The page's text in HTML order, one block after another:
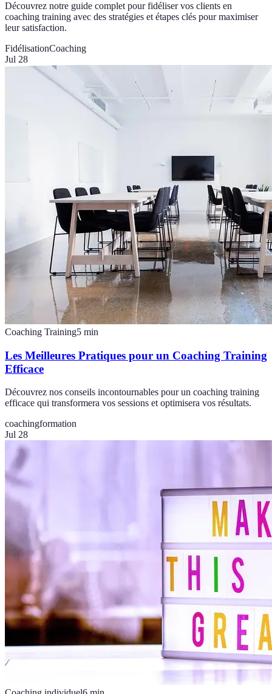
Découvrez notre guide complet pour fidéliser vos clients en
coaching training avec des stratégies et étapes clés pour maximiser
leur satisfaction.
FidélisationCoaching
Jul 28
Coaching Training5 min
Les Meilleures Pratiques pour un Coaching Training
Efficace
Découvrez nos conseils incontournables pour un coaching training
efficace qui transformera vos sessions et optimisera vos résultats.
coachingformation
Jul 28